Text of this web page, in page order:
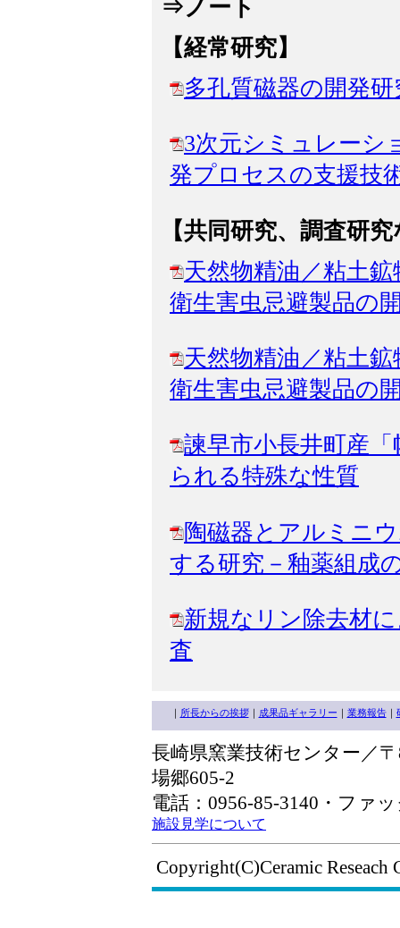
⇒ノート
【経常研究】
多孔質磁器の開発研
3次元シミュレーシ
発プロセスの支援技
【共同研究、調査研
天然物精油／粘土
衛生害虫忌避製品の
天然物精油／粘土
衛生害虫忌避製品の
諫早市小長井町産
られる特殊な性質
陶磁器とアルミニ
する研究－釉薬組成
新規なリン除去材
査
所長からの挨拶｜ 成果品ギャラリー 業務報告｜
長崎県窯業技術センター／
場郷605-2
電話：0956-85-3140・ファ
施設見学について
Copyright(C)Ceramic